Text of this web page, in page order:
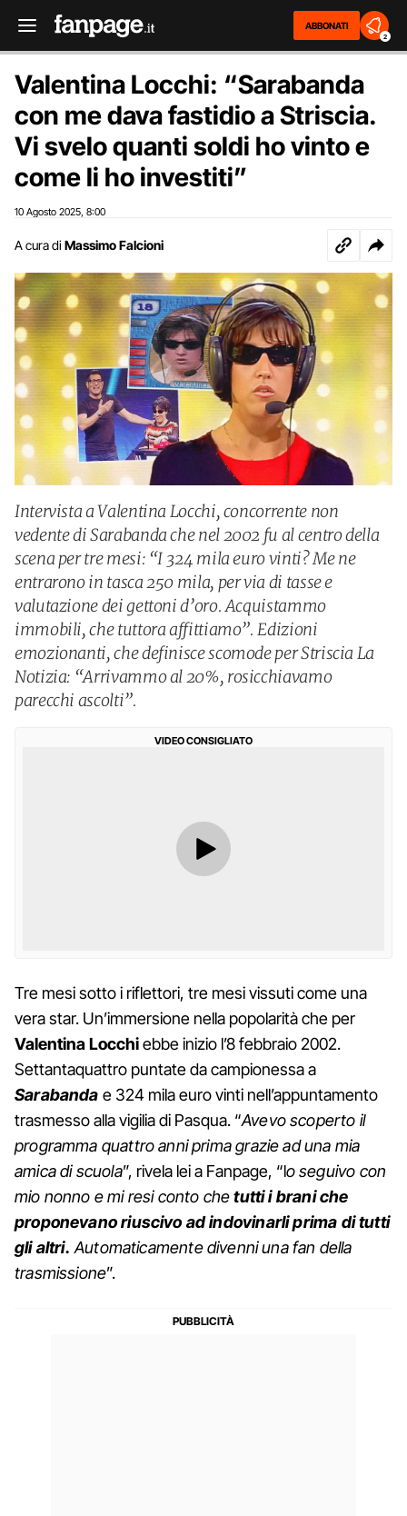
ABBONATI
2
Valentina Locchi: “Sarabanda
con me dava fastidio a Striscia.
Vi svelo quanti soldi ho vinto e
come li ho investiti”
10 Agosto 2025 8:00
A cura di Massimo Falcioni
Intervista a Valentina Locchi, concorrente non
vedente di Sarabanda che nel 2002 fu al centro della
scena per tre mesi: “I 324 mila euro vinti? Me ne
entrarono in tasca 250 mila, per via di tasse e
valutazione dei gettoni d’oro. Acquistammo
immobili, che tuttora affittiamo”. Edizioni
emozionanti, che definisce scomode per Striscia La
Notizia: “Arrivammo al 20%, rosicchiavamo
parecchi ascolti”.
VIDEO CONSIGLIATO
Tre mesi sotto i riflettori, tre mesi vissuti come una
vera star. Un’immersione nella popolarità che per
Valentina Locchiebbe inizio l’8 febbraio 2002.
Settantaquattro puntate da campionessa a
Sarabanda e 324 mila euro vinti nell’appuntamento
trasmesso alla vigilia di Pasqua. “Avevo scoperto il
programma quattro anni prima grazie ad una mia
amica di scuola”, rivela lei a Fanpage, “lo seguivo con
mio nonno e mi resi conto chetutti i brani che
proponevano riuscivo ad indovinarli prima di tutti
gli altri. Automaticamente divenni una fan della
trasmissione”.